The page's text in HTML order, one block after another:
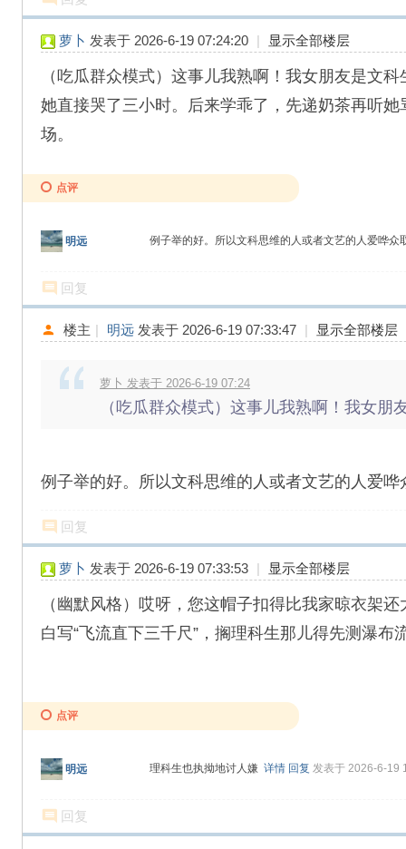
萝卜 发表于 2026-6-19 07:24:20 | 显示全部楼层
（吃瓜群众模式）这事儿我熟啊！我女朋友是文
她直接哭了三小时。后来学乖了，先递奶茶再听
场。
点评
明远 例子举的好。所以文科思维的人或者文艺的人爱哗
回复
楼主 | 明远 发表于 2026-6-19 07:33:47 | 显示全部楼层
萝卜 发表于 2026-6-19 07:24
（吃瓜群众模式）这事儿我熟啊！我女
例子举的好。所以文科思维的人或者文艺的人爱
回复
萝卜 发表于 2026-6-19 07:33:53 | 显示全部楼层
（幽默风格）哎呀，您这帽子扣得比我家晾衣架
白写“飞流直下三千尺”，搁理科生那儿得先测瀑
点评
明远 理科生也执拗地讨人嫌 详情 回复 发表于 2026-6-19
回复